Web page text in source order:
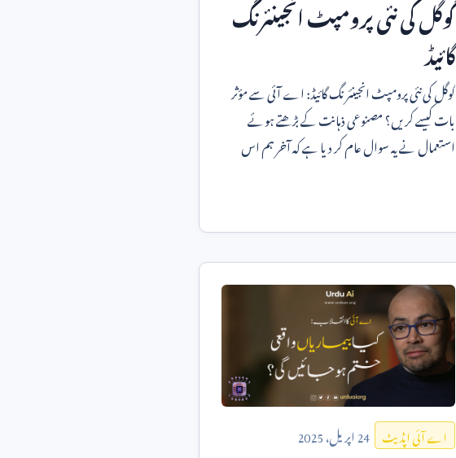
گوگل کی نئی پرومپٹ انجینئرنگ
گائیڈ
گوگل کی نئی پرومپٹ انجینئرنگ گائیڈ: اے آئی سے مؤثر
بات کیسے کریں؟ مصنوعی ذہانت کے بڑھتے ہوئے
استعمال نے یہ سوال عام کر دیا ہے کہ آخر ہم اس
اے آئی اپڈیٹ 24اپریل،2025